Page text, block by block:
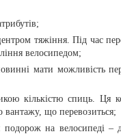
тяжіння. Під час
велосипедом;
мати можливість
кількістю спиць. Ця
вантажу, що перевозиться;
подорож на велосипеді